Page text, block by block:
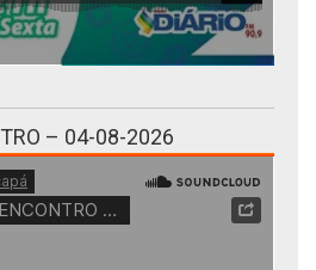
– 04-08-2026